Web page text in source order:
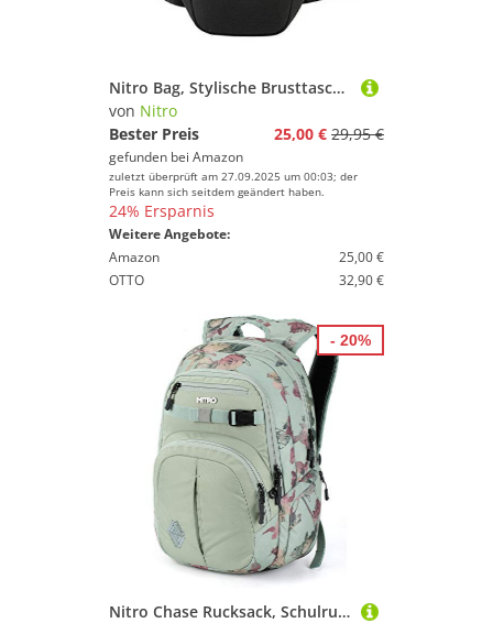
Nitro Bag, Stylische Brusttasche, Gürteltasche mit 2 Fächern, Travel Pack, Heritage Umhängtasche, Festival Hüfttasche, Bauchtasche, 25 x 14 x 8cm, True Black
von Nitro
Bester Preis
25,00 € 29,95 €
gefunden bei Amazon
zuletzt überprüft am 27.09.2025 um 00:03; der
Preis kann sich seitdem geändert haben.
24% Ersparnis
Weitere Angebote:
Amazon
25,00 €
OTTO
32,90 €
Nitro Chase Rucksack, Schulrucksack mit Organizer, Schoolbag, Daypack mit 17 Zoll Laptopfach, DEAD FLOWER, 35L
- 20%